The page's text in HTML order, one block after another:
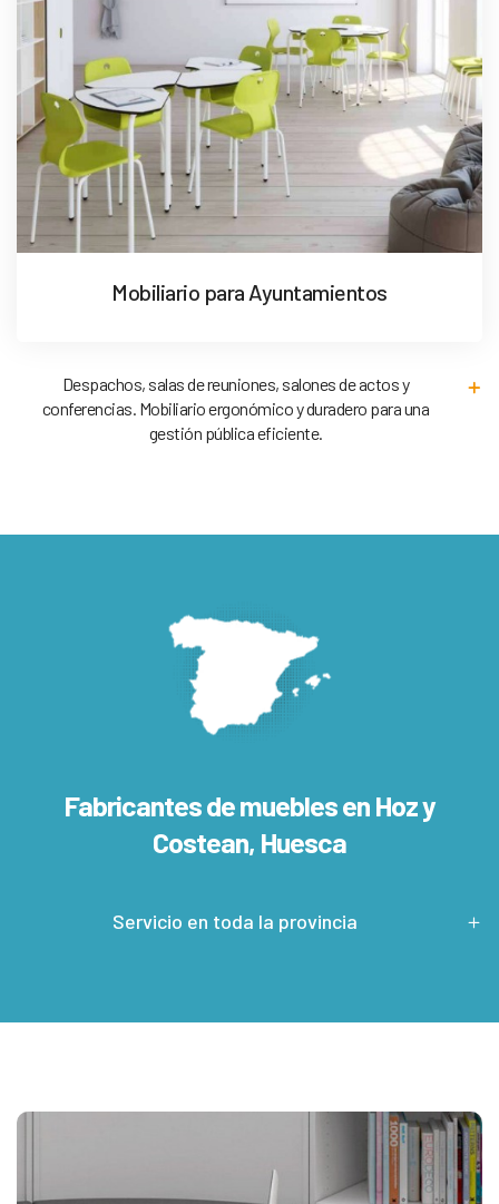
Mobiliario para Ayuntamientos
Despachos, salas de reuniones, salones de actos y
conferencias. Mobiliario ergonómico y duradero para una
gestión pública eficiente.
Fabricantes de muebles en Hoz y
Costean, Huesca
Servicio en toda la provincia